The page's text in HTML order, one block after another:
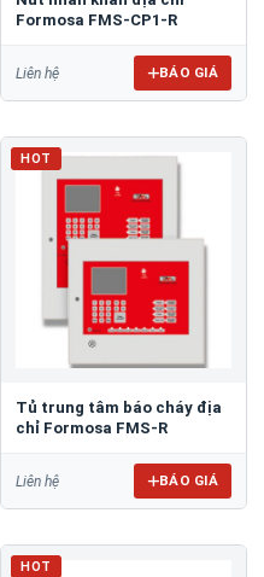
Formosa FMS-CP1-R
Liên hệ BÁO GIÁ
HOT
Tủ trung tâm báo cháy địa
chỉ Formosa FMS-R
Liên hệ BÁO GIÁ
HOT